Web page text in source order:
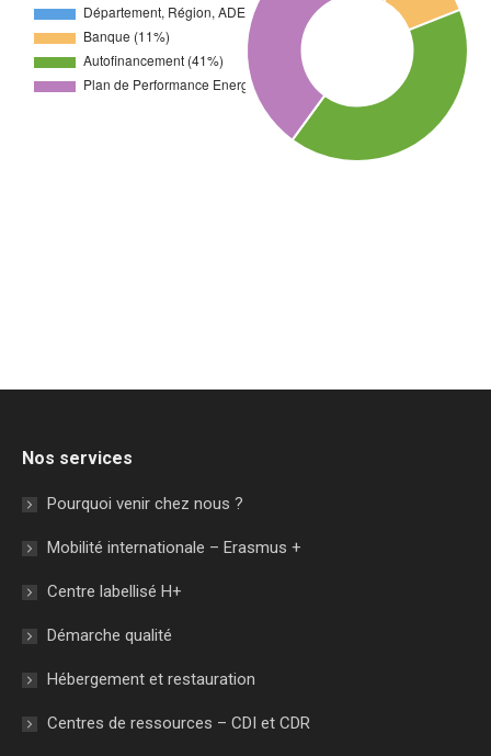
Nos services
Pourquoi venir chez nous ?
Mobilité internationale – Erasmus +
Centre labellisé H+
Démarche qualité
Hébergement et restauration
Centres de ressources – CDI et CDR